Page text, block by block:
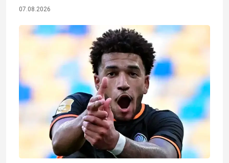
07.08.2026